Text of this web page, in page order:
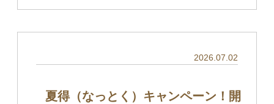
2026.07.02
夏得（なっとく）キャンペーン！開